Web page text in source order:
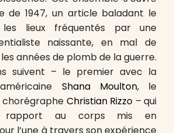
de 1947, un article baladant le
lieux fréquentés par une
naissante, en mal de
années de plomb de la guerre.
suivent – le premier avec la
Shana Moulton, le
chorégraphe Christian Rizzo – qui
rapport au corps mis en
l’une à travers son expérience